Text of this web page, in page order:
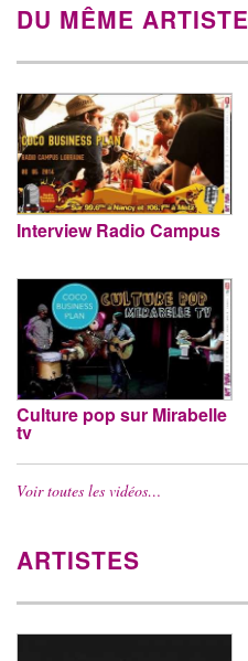
DU MÊME ARTISTE
Interview Radio Campus
Culture pop sur Mirabelle
tv
Voir toutes les vidéos…
ARTISTES